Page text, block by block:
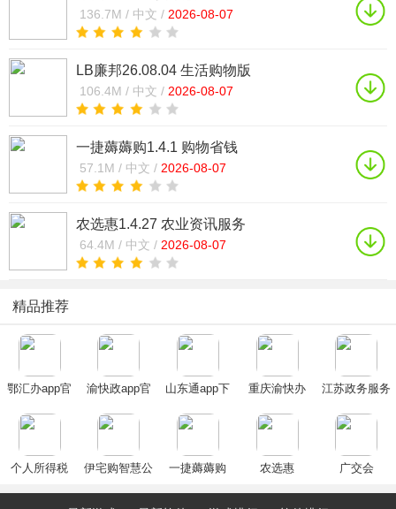
136.7M / 中文 / 2026-08-07
LB廉邦26.08.04 生活购物版
106.4M / 中文 / 2026-08-07
一捷薅薅购1.4.1 购物省钱
57.1M / 中文 / 2026-08-07
农选惠1.4.27 农业资讯服务
64.4M / 中文 / 2026-08-07
精品推荐
鄂汇办app官
新版
渝快政app官
2025
山东通app下
2025最新版
重庆渝快办
版(重庆市政
江苏政务服务
服办)
个人所得税
伊宅购智慧公
一捷薅薅购 农选惠 广交会